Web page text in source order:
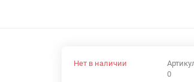
0
Нет в наличии